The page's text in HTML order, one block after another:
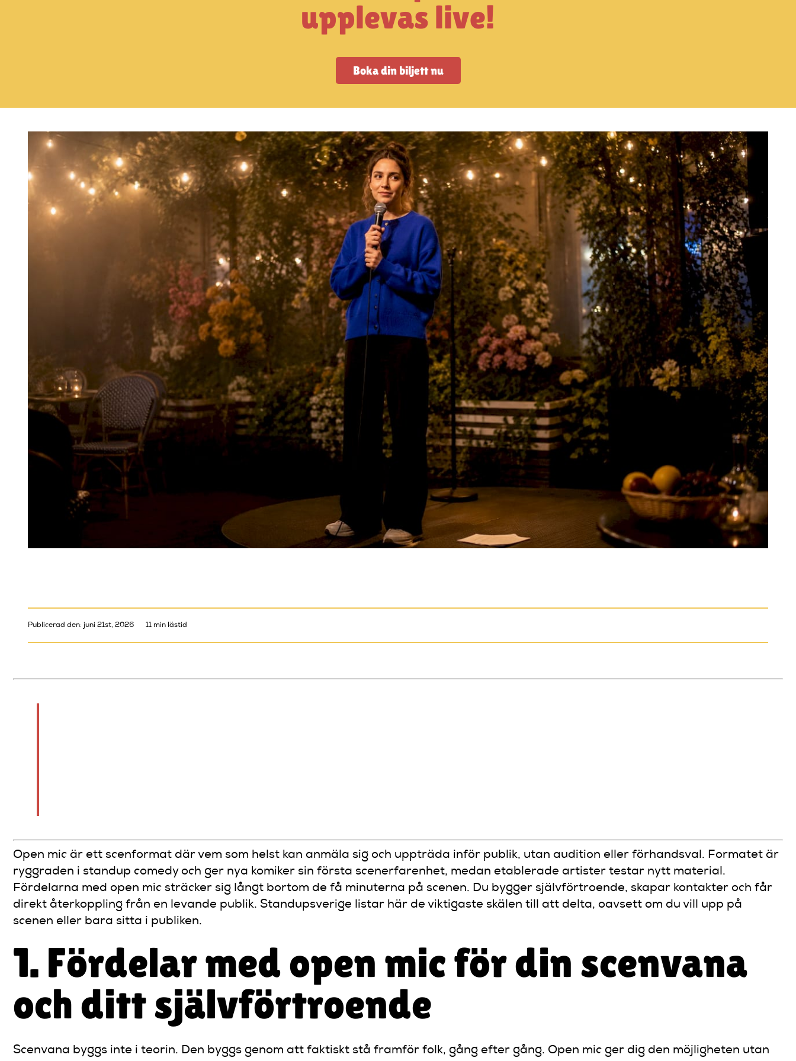
upplevas live!
Boka din biljett nu
Publicerad den: juni 21st, 2026 11 min lästid
Open mic är ett scenformat där vem som helst kan anmäla sig och uppträda inför publik, utan audition eller förhandsval. Formatet är
ryggraden i standup comedy och ger nya komiker sin första scenerfarenhet, medan etablerade artister testar nytt material.
Fördelarna med open mic sträcker sig långt bortom de få minuterna på scenen. Du bygger självförtroende, skapar kontakter och får
direkt återkoppling från en levande publik. Standupsverige listar här de viktigaste skälen till att delta, oavsett om du vill upp på
scenen eller bara sitta i publiken.
1. Fördelar med open mic för din scenvana
och ditt självförtroende
Scenvana byggs inte i teorin. Den byggs genom att faktiskt stå framför folk, gång efter gång. Open mic ger dig den möjligheten utan